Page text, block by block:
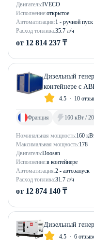
Двигатель:IVECO
Исполнение:открытое
Автоматизация:1 - ручной пуск
Расход топлива:35.7 л/ч
от 12 814 237 ₸
Дизельный
контейнере с
4.5 10
Номинальная мощность:160
Максимальная мощность:178
Двигатель:Doosan
Исполнение:в контейнере
Автоматизация:2 - автозапуск
Расход топлива:31.7 л/ч
Франция 160 кВт /
от 12 874 140 ₸
Дизельный
4.5 6